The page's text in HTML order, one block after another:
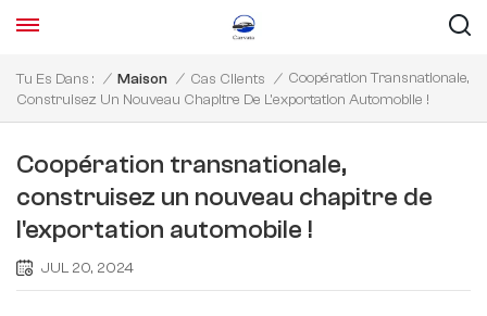
Tu Es Dans : / Maison / Cas Clients / Coopération Transnationale,
Construisez Un Nouveau Chapitre De L'exportation Automobile !
Coopération transnationale,
construisez un nouveau chapitre de
l'exportation automobile !
JUL 20, 2024